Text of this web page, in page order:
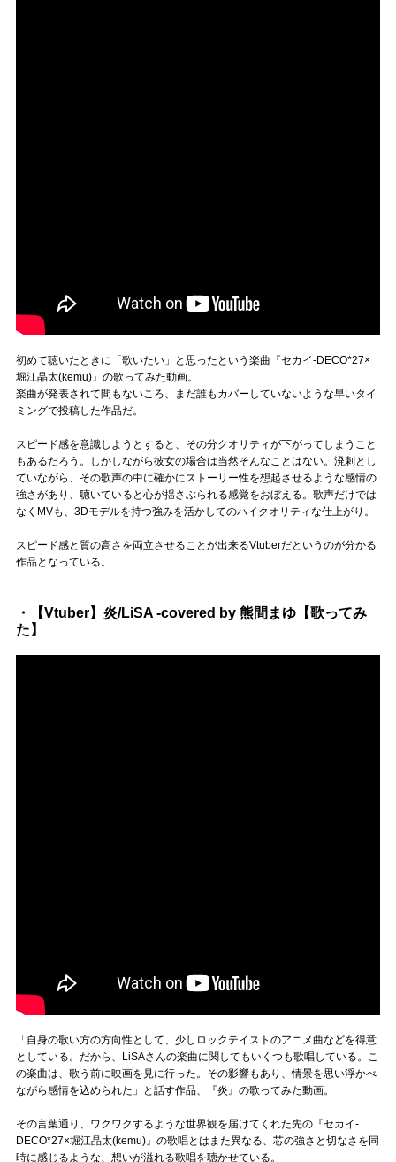
初めて聴いたときに「歌いたい」と思ったという楽曲『セカイ-DECO*27×
堀江晶太(kemu)』の歌ってみた動画。
楽曲が発表されて間もないころ、まだ誰もカバーしていないような早いタイ
ミングで投稿した作品だ。
スピード感を意識しようとすると、その分クオリティが下がってしまうこと
もあるだろう。しかしながら彼女の場合は当然そんなことはない。溌剌とし
ていながら、その歌声の中に確かにストーリー性を想起させるような感情の
強さがあり、聴いていると心が揺さぶられる感覚をおぼえる。歌声だけでは
なくMVも、3Dモデルを持つ強みを活かしてのハイクオリティな仕上がり。
スピード感と質の高さを両立させることが出来るVtuberだというのが分かる
作品となっている。
・【Vtuber】炎/LiSA -covered by 熊間まゆ【歌ってみ
た】
「自身の歌い方の方向性として、少しロックテイストのアニメ曲などを得意
としている。だから、LiSAさんの楽曲に関してもいくつも歌唱している。こ
の楽曲は、歌う前に映画を見に行った。その影響もあり、情景を思い浮かべ
ながら感情を込められた」と話す作品、『炎』の歌ってみた動画。
その言葉通り、ワクワクするような世界観を届けてくれた先の『セカイ-
DECO*27×堀江晶太(kemu)』の歌唱とはまた異なる、芯の強さと切なさを同
時に感じるような、想いが溢れる歌唱を聴かせている。